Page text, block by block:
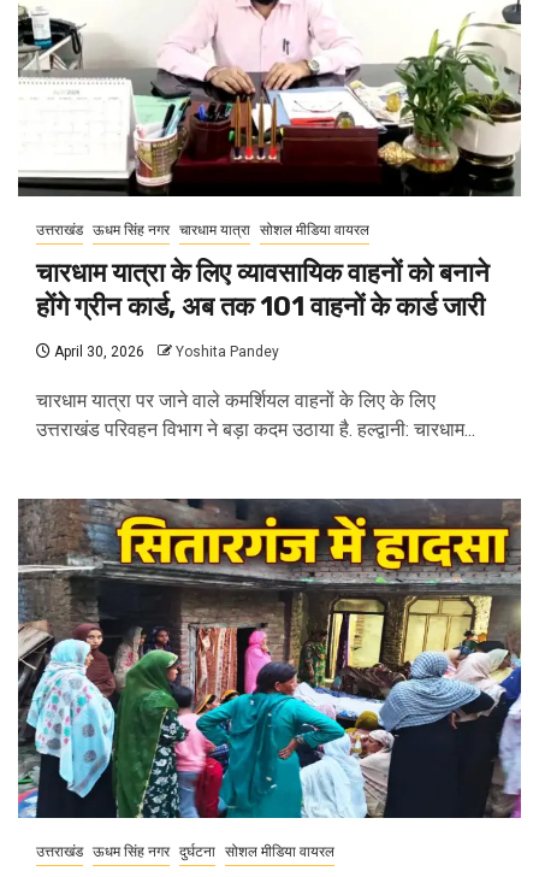
उत्तराखंड ऊधम सिंह नगर चारधाम यात्रा सोशल मीडिया वायरल
चारधाम यात्रा के लिए व्यावसायिक वाहनों को बनाने
होंगे ग्रीन कार्ड, अब तक 101 वाहनों के कार्ड जारी
April 30, 2026 Yoshita Pandey
चारधाम यात्रा पर जाने वाले कमर्शियल वाहनों के लिए के लिए
उत्तराखंड परिवहन विभाग ने बड़ा कदम उठाया है. हल्द्वानी: चारधाम...
उत्तराखंड ऊधम सिंह नगर दुर्घटना सोशल मीडिया वायरल